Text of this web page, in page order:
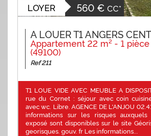
LOYER 560 € CC*
A LOUER T1 ANGERS
Appartement 22 m² - 1
(49100)
Ref 211
T1 LOUE VIDE AVEC MEUBLE A
rue du Cornet : séjour avec coin
avec wc. Libre. AGENCE DE L'ANJOU
informations sur les risques
exposé sont disponibles sur le site
georisques. gouv. fr Les informations...